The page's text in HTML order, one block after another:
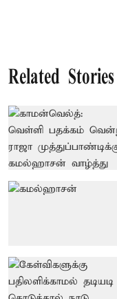
Related Stories